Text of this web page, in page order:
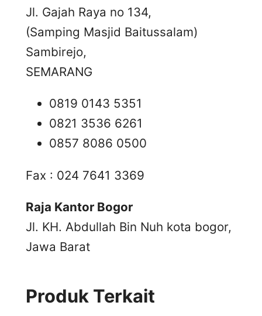
Jl. Gajah Raya no 134,
(Samping Masjid Baitussalam)
Sambirejo,
SEMARANG
0819 0143 5351
0821 3536 6261
0857 8086 0500
Fax : 024 7641 3369
Raja Kantor Bogor
Jl. KH. Abdullah Bin Nuh kota bogor,
Jawa Barat
Produk Terkait